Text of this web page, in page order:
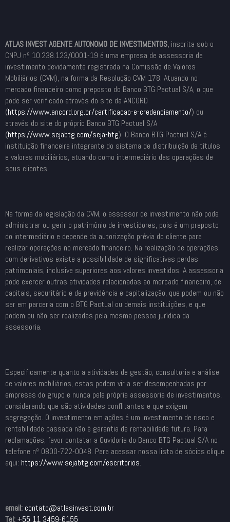
ATLAS INVEST AGENTE AUTONOMO DE INVESTIMENTOS, inscrita sob o
CNPJ nº 10.238.123/0001-19 é uma empresa de assessoria de
investimento devidamente registrada na Comissão de Valores
Mobiliários (CVM), na forma da Resolução CVM 178. Atuando no
mercado financeiro como preposto do Banco BTG Pactual S/A, o que
pode ser verificado através do site da ANCORD
(https://www.ancord.org.br/certificacao-e-credenciamento/) ou
através do site do próprio Banco BTG Pactual S/A
(https://www.sejabtg.com/seja-btg). O Banco BTG Pactual S/A é
instituição financeira integrante do sistema de distribuição de títulos
e valores mobiliários, atuando como intermediário das operações de
seus clientes.
Na forma da legislação da CVM, o assessor de investimento não pode
administrar ou gerir o patrimônio de investidores, pois é um preposto
do intermediário e depende da autorização prévia do cliente para
realizar operações no mercado financeiro. Na realização de operações
com derivativos existe a possibilidade de significativas perdas
patrimoniais, inclusive superiores aos valores investidos. A assessoria
pode exercer outras atividades relacionadas ao mercado financeiro, de
capitais, securitário e de previdência e capitalização, que podem ou não
ser em parceria com o BTG Pactual ou demais instituições, e que
podem ou não ser realizadas pela mesma pessoa jurídica da
assessoria.
Especificamente quanto a atividades de gestão, consultoria e análise
de valores mobiliários, estas podem vir a ser desempenhadas por
empresas do grupo e nunca pela própria assessoria de investimentos,
considerando que são atividades conflitantes e que exigem
segregação. O investimento em ações é um investimento de risco e
rentabilidade passada não é garantia de rentabilidade futura. Para
reclamações, favor contatar a Ouvidoria do Banco BTG Pactual S/A no
telefone nº 0800-722-0048. Para acessar nossa lista de sócios clique
aqui: https://www.sejabtg.com/escritorios.
email: contato@atlasinvest.com.br
Tel:+55 11 3459-6155